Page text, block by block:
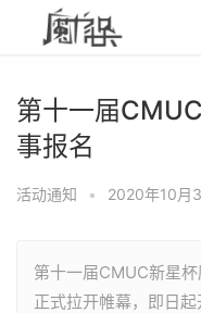
第十一届
事报名
活动通知 • 2020年10月
第十一届CMUC新星
正式拉开帷幕，即日起